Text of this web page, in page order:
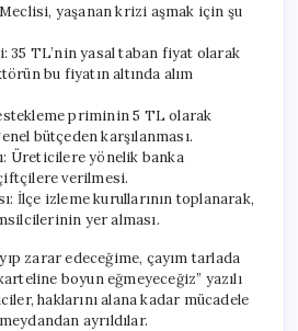
yaşanan krizi aşmak için şu
35 TL’nin yasal taban fiyat olarak
bu fiyatın altında alım
priminin 5 TL olarak
bütçeden karşılanması.
Üreticilere yönelik banka
verilmesi.
İlçe izleme kurullarının toplanarak,
yer alması.
zarar edeceğime, çayım tarlada
boyun eğmeyeceğiz” yazılı
haklarını alana kadar mücadele
ayrıldılar.